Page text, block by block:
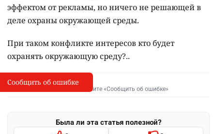
эффектом от рекламы, но ничего не решающей в
деле охраны окружающей среды.
При таком конфликте интересов кто будет
охранять окружающую среду?..
I
Сообщить об опечатке
Выделите фрагмент и нажмите «Сообщить об ошибке»
Была ли эта статья полезной?
Сообщить об ошибке